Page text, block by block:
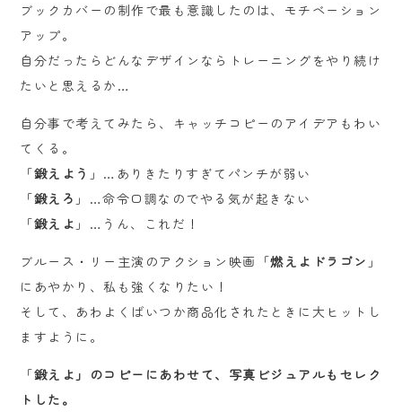
ブックカバーの制作で最も意識したのは、モチベーション
アップ。
自分だったらどんなデザインならトレーニングをやり続け
たいと思えるか…
自分事で考えてみたら、キャッチコピーのアイデアもわい
てくる。
「鍛えよう 」…ありきたりすぎてパンチが弱い
「鍛えろ 」…命令口調なのでやる気が起きない
「鍛えよ 」…うん、これだ！
ブルース・リー主演のアクション映画「燃えよドラゴン 」
にあやかり、私も強くなりたい！
そして、あわよくばいつか商品化されたときに大ヒットし
ますように。
「鍛えよ」のコピーにあわせて、写真ビジュアルもセレク
トした。